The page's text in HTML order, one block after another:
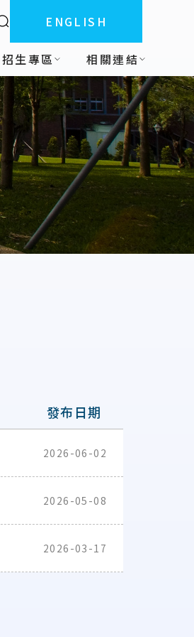
全站搜索ENGLISH
招生專區 相關連結
發布日期
2026-06-02
2026-05-08
2026-03-17